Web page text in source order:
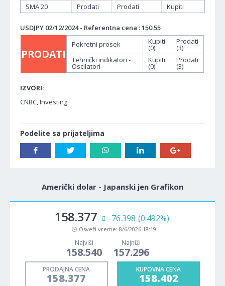
SMA 20
Prodati Prodati Kupiti
USDJPY 02/12/2024 - Referentna cena : 150.55
PRODATI
Pokretni prosek Kupiti
(0)
Prodati
(3)
Tehnički indikatori -
Oscilatori
Kupiti
(0)
Prodati
(3)
IZVORI:
CNBC, Investing
Podelite sa prijateljima
Američki dolar - Japanski jen Grafikon
158.376 -76.297 (0.492%)
Osveži vreme: 8/6/2026 18:19
Najviši
158.540
Najniži
157.296
PRODAJNA CENA
158.376
KUPOVNA CENA
158.401